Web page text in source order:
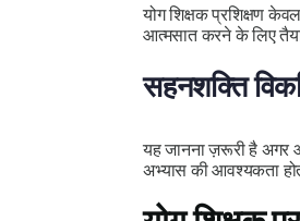
योग शिक्षक प्रशिक्षण
आत्मसात करने के लिए
सहनशक्ति
यह जानना ज़रूरी है
अभ्यास की आवश्यकता